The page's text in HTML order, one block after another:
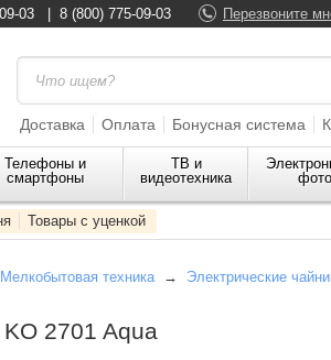
03 8 (800) 775-09-03 Перезвоните
Доставка Оплата Бонусная система
Телефоны и
смартфоны
ТВ и
видеотехника
фото
Товары с уценкой
Мелкобытовая техника→ Электрические
KO 2701 Aqua